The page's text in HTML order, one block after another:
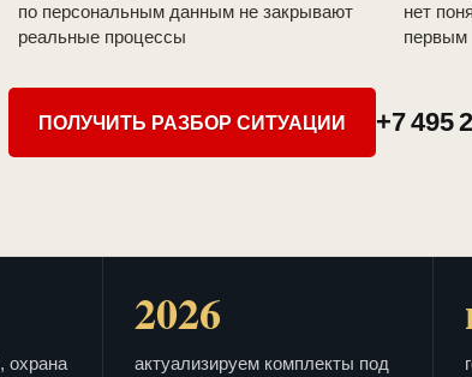
по персональным данным не закрывают
реальные процессы
нет
первым
ПОЛУЧИТЬ РАЗБОР СИТУАЦИИ +7 495
охрана
2026
актуализируем комплекты под